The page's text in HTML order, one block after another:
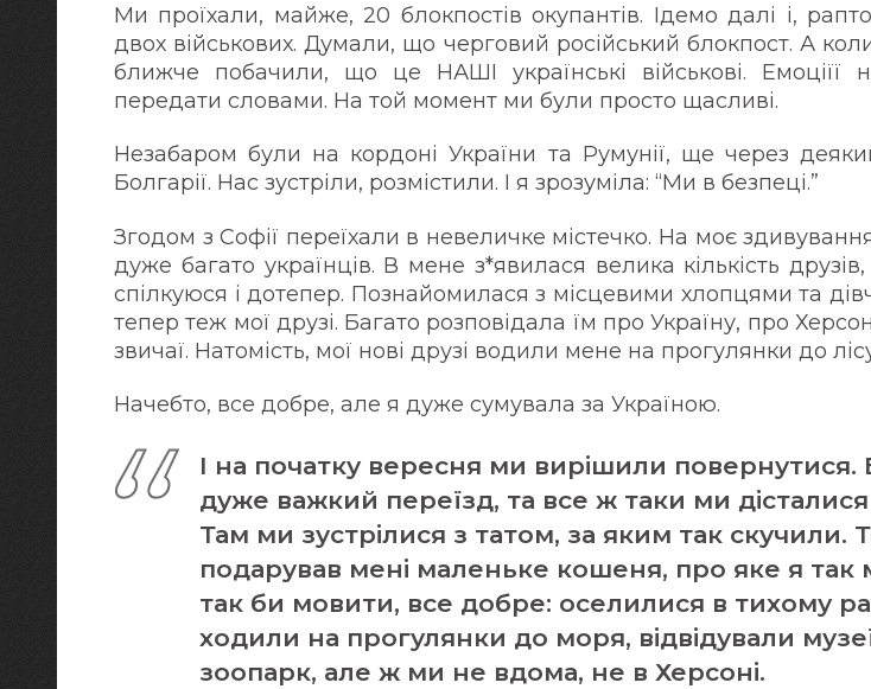
Ми проїхали, майже, 20 блокпостів окупантів. Ідемо далі і,
двох військових. Думали, що черговий російський блокпост. А
ближче побачили, що це НАШІ українські військові. Емоціїї
передати словами. На той момент ми були просто щасливі.
Незабаром були на кордоні України та Румунії, ще через
Болгарії. Нас зустріли, розмістили. І я зрозуміла: “Ми в безпеці.”
Згодом з Софії переїхали в невеличке містечко. На моє
дуже багато українців. В мене з*явилася велика кількість
спілкуюся і дотепер. Познайомилася з місцевими хлопцями та
тепер теж мої друзі. Багато розповідала їм про Україну, про
звичаї. Натомість, мої нові друзі водили мене на прогулянки до
Начебто, все добре, але я дуже сумувала за Україною.
І на початку вересня ми вирішили повернутися.
дуже важкий переїзд, та все ж таки ми
Там ми зустрілися з татом, за яким так скучили.
подарував мені маленьке кошеня, про яке я так
так би мовити, все добре: оселилися в тихому
ходили на прогулянки до моря, відвідували
зоопарк, але ж ми не вдома, не в Херсоні.